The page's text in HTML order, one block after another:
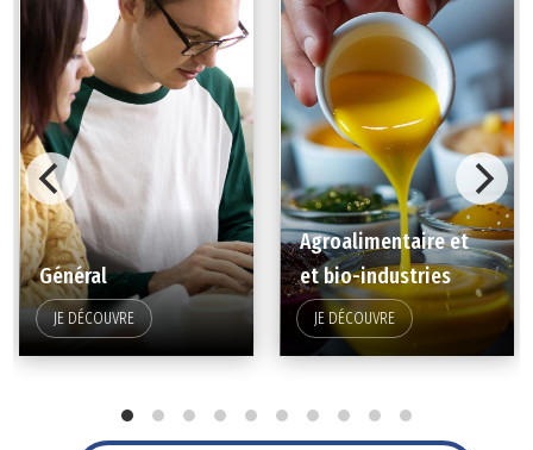
Général
JE DÉCOUVRE
Agroalimentaire et
et bio-industries
JE DÉCOUVRE